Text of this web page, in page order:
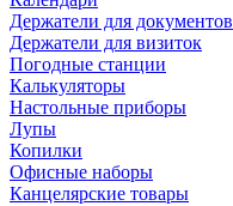
Держатели для документов
Держатели для визиток
Погодные станции
Калькуляторы
Настольные приборы
Лупы
Копилки
Офисные наборы
Канцелярские товары